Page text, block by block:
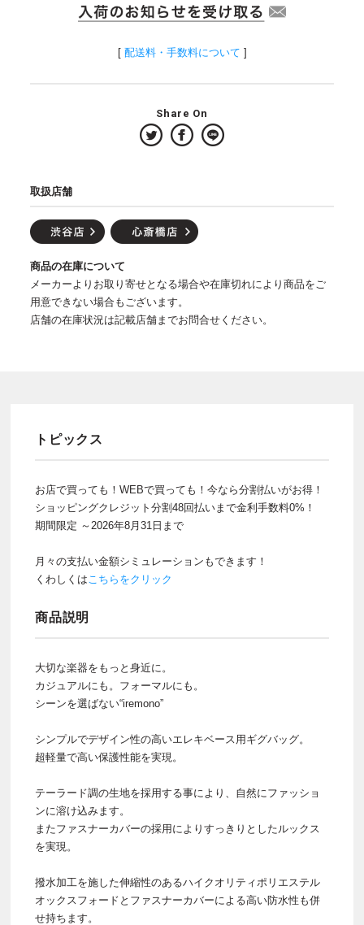
[ 配送料・手数料について ]
Share On
取扱店舗
商品の在庫について
メーカーよりお取り寄せとなる場合や在庫切れにより商品をご
用意できない場合もございます。
店舗の在庫状況は記載店舗までお問合せください。
トピックス
お店で買っても！WEBで買っても！今なら分割払いがお得！
ショッピングクレジット分割48回払いまで金利手数料0%！
期間限定 ～2026年8月31日まで
月々の支払い金額シミュレーションもできます！
くわしくは こちらをクリック
商品説明
大切な楽器をもっと身近に。
カジュアルにも。フォーマルにも。
シーンを選ばない“iremono”
シンプルでデザイン性の高いエレキベース用ギグバッグ。
超軽量で高い保護性能を実現。
テーラード調の生地を採用する事により、自然にファッショ
ンに溶け込みます。
またファスナーカバーの採用によりすっきりとしたルックス
を実現。
撥水加工を施した伸縮性のあるハイクオリティポリエステル
オックスフォードとファスナーカバーによる高い防水性も併
せ持ちます。